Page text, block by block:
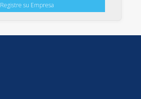
Registre su Empresa